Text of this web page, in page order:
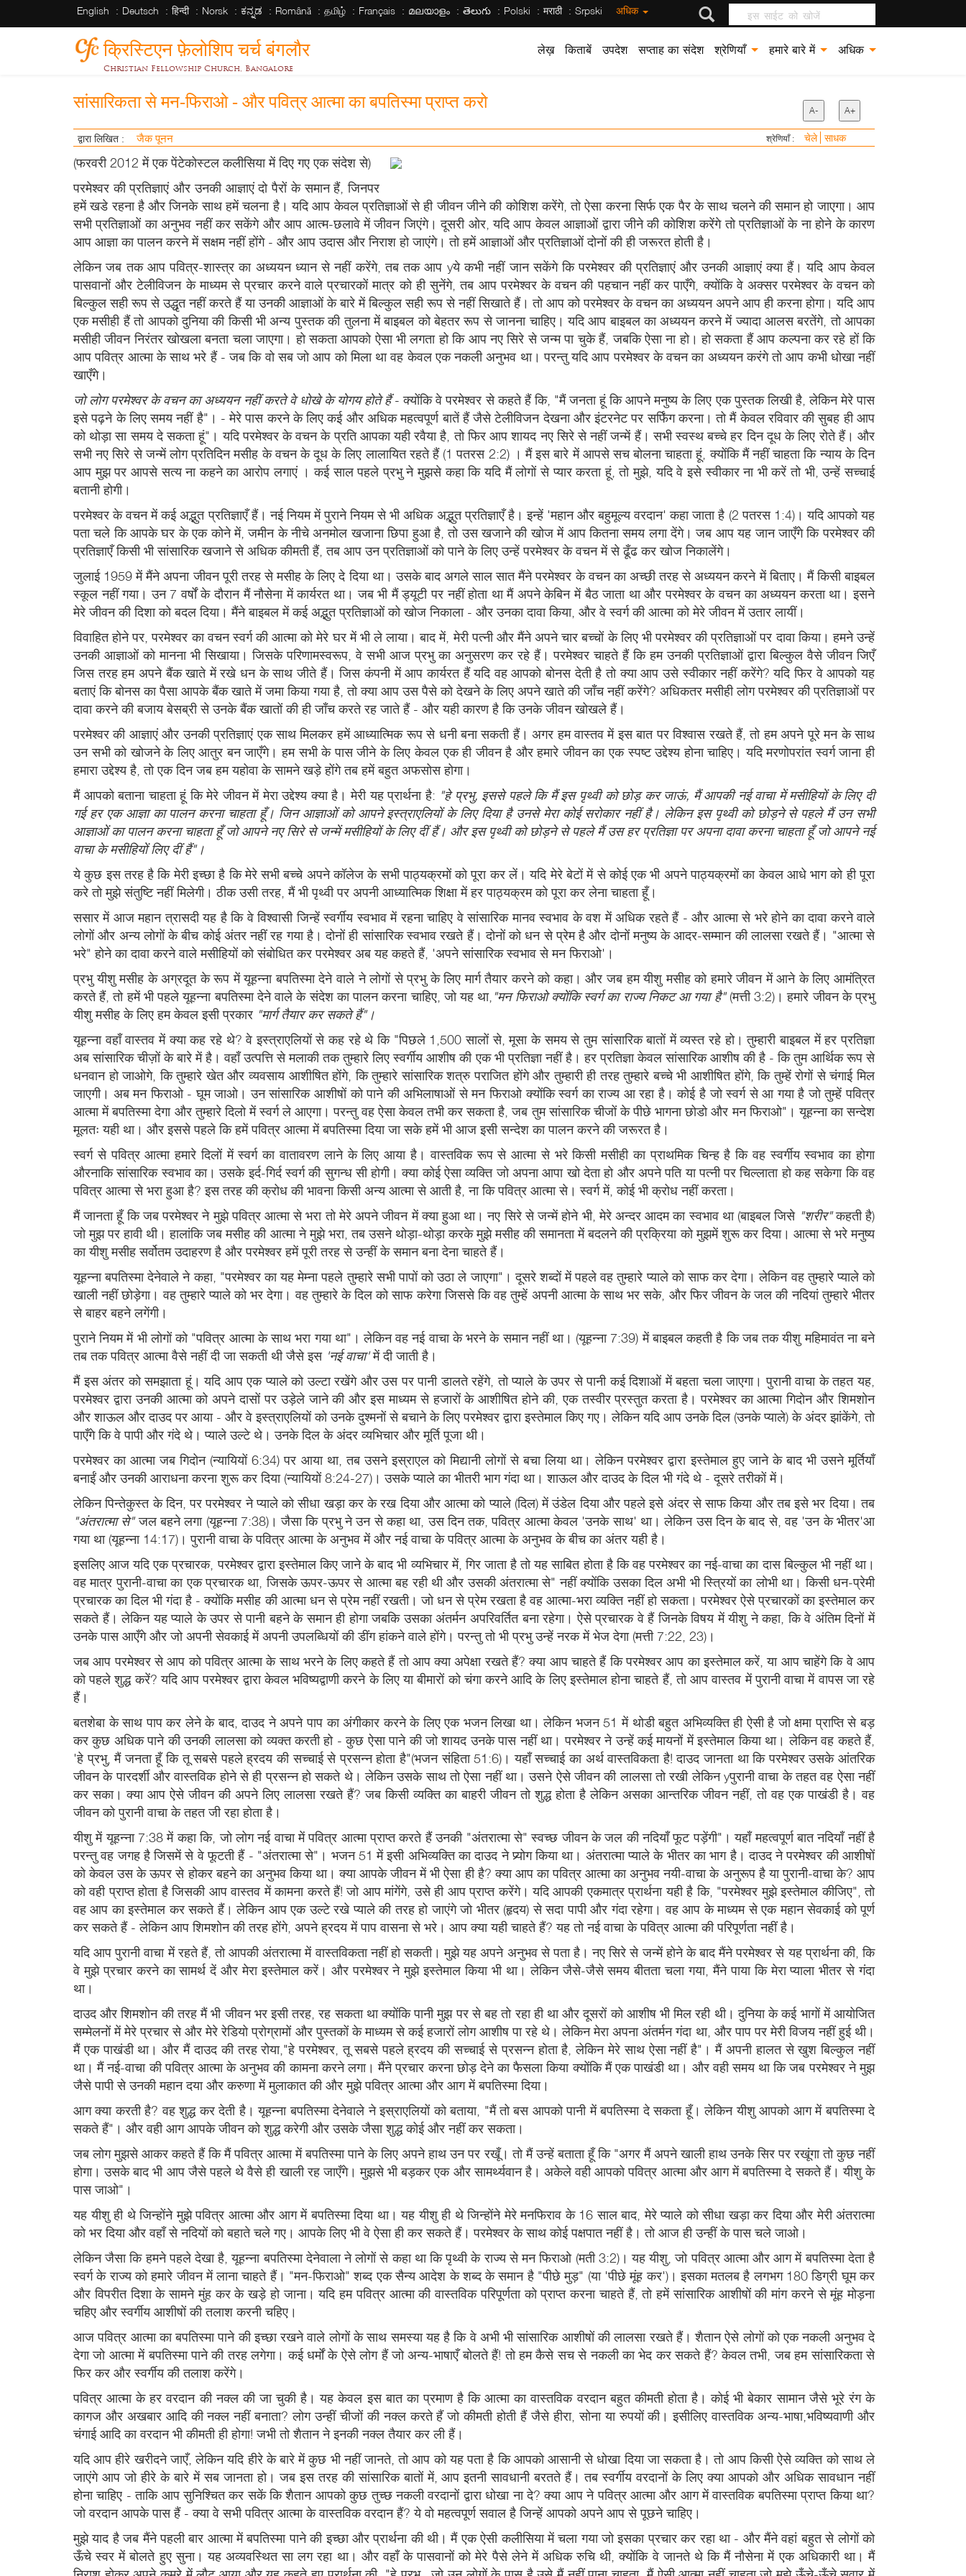
English Deutsch हिन्दी Norsk ಕನ್ನಡ Română தமிழ் Français മലയാളം తెలుగు Polski मराठी Srpski अधिक इस साईट को खोजें
क्रिस्टिएन फ़ेलोशिप चर्च बंगलौर
Christian Fellowship Church, Bangalore
लेख़ किताबें उपदेश सप्ताह का संदेश श्रेणियाँ हमारे बारे में अधिक
सांसारिकता से मन-फिराओ - और पवित्र आत्मा का बपतिस्मा प्राप्त करो A- A+
द्वारा लिखित : जैक पूनन श्रेणियाँ : चेले साधक
(फरवरी 2012 में एक पेंटेकोस्टल कलीसिया में दिए गए एक संदेश से)
परमेश्वर की प्रतिज्ञाएं और उनकी आज्ञाएं दो पैरों के समान हैं, जिनपर
हमें खडे रहना है और जिनके साथ हमें चलना है। यदि आप केवल प्रतिज्ञाओं से ही जीवन जीने की कोशिश करेंगे, तो ऐसा करना सिर्फ एक पैर के साथ चलने की समान हो जाएगा। आप
सभी प्रतिज्ञाओं का अनुभव नहीं कर सकेंगे और आप आत्म-छलावे में जीवन जिएंगे। दूसरी ओर, यदि आप केवल आज्ञाओं द्वारा जीने की कोशिश करेंगे तो प्रतिज्ञाओं के ना होने के कारण
आप आज्ञा का पालन करने में सक्षम नहीं होंगे - और आप उदास और निराश हो जाएंगे। तो हमें आज्ञाओं और प्रतिज्ञाओं दोनों की ही जरूरत होती है।
लेकिन जब तक आप पवित्र-शास्त्र का अध्ययन ध्यान से नहीं करेंगे, तब तक आप yये कभी नहीं जान सकेंगे कि परमेश्वर की प्रतिज्ञाएं और उनकी आज्ञाएं क्या हैं। यदि आप केवल
पासवानों और टेलीविजन के माध्यम से प्रचार करने वाले प्रचारकों मात्र को ही सुनेंगे, तब आप परमेश्वर के वचन की पहचान नहीं कर पाएँगे, क्योंकि वे अक्सर परमेश्वर के वचन को
बिल्कुल सही रूप से उद्धृत नहीं करते हैं या उनकी आज्ञाओं के बारे में बिल्कुल सही रूप से नहीं सिखाते हैं। तो आप को परमेश्वर के वचन का अध्ययन अपने आप ही करना होगा। यदि आप
एक मसीही हैं तो आपको दुनिया की किसी भी अन्य पुस्तक की तुलना में बाइबल को बेहतर रूप से जानना चाहिए। यदि आप बाइबल का अध्ययन करने में ज्यादा आलस बरतेंगे, तो आपका
मसीही जीवन निरंतर खोखला बनता चला जाएगा। हो सकता आपको ऐसा भी लगता हो कि आप नए सिरे से जन्म पा चुके हैं, जबकि ऐसा ना हो। हो सकता हैं आप कल्पना कर रहे हों कि
आप पवित्र आत्मा के साथ भरे हैं - जब कि वो सब जो आप को मिला था वह केवल एक नकली अनुभव था। परन्तु यदि आप परमेश्वर के वचन का अध्ययन करंगे तो आप कभी धोखा नहीं
खाएँगे।
जो लोग परमेश्वर के वचन का अध्ययन नहीं करते वे धोखे के योगय होते हैं- क्योंकि वे परमेश्वर से कहते हैं कि, "मैं जनता हूं कि आपने मनुष्य के लिए एक पुस्तक लिखी है, लेकिन मेरे पास
इसे पढ़ने के लिए समय नहीं है"। - मेरे पास करने के लिए कई और अधिक महत्वपूर्ण बातें हैं जैसे टेलीविजन देखना और इंटरनेट पर सर्फिंग करना। तो मैं केवल रविवार की सुबह ही आप
को थोड़ा सा समय दे सकता हूं"। यदि परमेश्वर के वचन के प्रति आपका यही रवैया है, तो फिर आप शायद नए सिरे से नहीं जन्में हैं। सभी स्वस्थ बच्चे हर दिन दूध के लिए रोते हैं। और
सभी नए सिरे से जन्में लोग प्रतिदिन मसीह के वचन के दूध के लिए लालायित रहते हैं (1 पतरस 2:2) । मैं इस बारे में आपसे सच बोलना चाहता हूं, क्योंकि मैं नहीं चाहता कि न्याय के दिन
आप मुझ पर आपसे सत्य ना कहने का आरोप लगाएं । कई साल पहले प्रभु ने मुझसे कहा कि यदि मैं लोगों से प्यार करता हूं, तो मुझे, यदि वे इसे स्वीकार ना भी करें तो भी, उन्हें सच्चाई
बतानी होगी।
परमेश्वर के वचन में कई अद्भुत प्रतिज्ञाएँ हैं। नई नियम में पुराने नियम से भी अधिक अद्भुत प्रतिज्ञाएँ है। इन्हें 'महान और बहुमूल्य वरदान' कहा जाता है (2 पतरस 1:4)। यदि आपको यह
पता चले कि आपके घर के एक कोने में, जमीन के नीचे अनमोल खजाना छिपा हुआ है, तो उस खजाने की खोज में आप कितना समय लगा देंगे। जब आप यह जान जाएँगे कि परमेश्वर की
प्रतिज्ञाएँ किसी भी सांसारिक खजाने से अधिक कीमती हैं, तब आप उन प्रतिज्ञाओं को पाने के लिए उन्हें परमेश्वर के वचन में से ढूँढ कर खोज निकालेंगे।
जुलाई 1959 में मैंने अपना जीवन पूरी तरह से मसीह के लिए दे दिया था। उसके बाद अगले साल सात मैंने परमेश्वर के वचन का अच्छी तरह से अध्ययन करने में बिताए। मैं किसी बाइबल
स्कूल नहीं गया। उन 7 वर्षों के दौरान मैं नौसेना में कार्यरत था। जब भी मैं ड्यूटी पर नहीं होता था मैं अपने केबिन में बैठ जाता था और परमेश्वर के वचन का अध्ययन करता था। इसने
मेरे जीवन की दिशा को बदल दिया। मैंने बाइबल में कई अद्भुत प्रतिज्ञाओं को खोज निकाला - और उनका दावा किया, और वे स्वर्ग की आत्मा को मेरे जीवन में उतार लायीं।
विवाहित होने पर, परमेश्वर का वचन स्वर्ग की आत्मा को मेरे घर में भी ले लाया। बाद में, मेरी पत्नी और मैंने अपने चार बच्चों के लिए भी परमेश्वर की प्रतिज्ञाओं पर दावा किया। हमने उन्हें
उनकी आज्ञाओं को मानना भी सिखाया। जिसके परिणामस्वरूप, वे सभी आज प्रभु का अनुसरण कर रहे हैं। परमेश्वर चाहते हैं कि हम उनकी प्रतिज्ञाओं द्वारा बिल्कुल वैसे जीवन जिएँ
जिस तरह हम अपने बैंक खाते में रखे धन के साथ जीते हैं। जिस कंपनी में आप कार्यरत हैं यदि वह आपको बोनस देती है तो क्या आप उसे स्वीकार नहीं करेंगे? यदि फिर वे आपको यह
बताएं कि बोनस का पैसा आपके बैंक खाते में जमा किया गया है, तो क्या आप उस पैसे को देखने के लिए अपने खाते की जाँच नहीं करेंगे? अधिकतर मसीही लोग परमेश्वर की प्रतिज्ञाओं पर
दावा करने की बजाय बेसब्री से उनके बैंक खातों की ही जाँच करते रह जाते हैं - और यही कारण है कि उनके जीवन खोखले हैं।
परमेश्वर की आज्ञाएं और उनकी प्रतिज्ञाएं एक साथ मिलकर हमें आध्यात्मिक रूप से धनी बना सकती हैं। अगर हम वास्तव में इस बात पर विश्वास रखते हैं, तो हम अपने पूरे मन के साथ
उन सभी को खोजने के लिए आतुर बन जाएँगे। हम सभी के पास जीने के लिए केवल एक ही जीवन है और हमारे जीवन का एक स्पष्ट उद्देश्य होना चाहिए। यदि मरणोपरांत स्वर्ग जाना ही
हमारा उद्देश्य है, तो एक दिन जब हम यहोवा के सामने खड़े होंगे तब हमें बहुत अफसोस होगा।
मैं आपको बताना चाहता हूं कि मेरे जीवन में मेरा उद्देश्य क्या है। मेरी यह प्रार्थना है: "हे प्रभु, इससे पहले कि मैं इस पृथ्वी को छोड़ कर जाऊं, मैं आपकी नई वाचा में मसीहियों के लिए दी
गई हर एक आज्ञा का पालन करना चाहता हूँ। जिन आज्ञाओं को आपने इस्त्राएलियों के लिए दिया है उनसे मेरा कोई सरोकार नहीं है। लेकिन इस पृथ्वी को छोड़ने से पहले मैं उन सभी
आज्ञाओं का पालन करना चाहता हूँ जो आपने नए सिरे से जन्में मसीहियों के लिए दीं हैं। और इस पृथ्वी को छोड़ने से पहले मैं उस हर प्रतिज्ञा पर अपना दावा करना चाहता हूँ जो आपने नई
वाचा के मसीहियों लिए दीं हैं"।
ये कुछ इस तरह है कि मेरी इच्छा है कि मेरे सभी बच्चे अपने कॉलेज के सभी पाठ्यक्रमों को पूरा कर लें। यदि मेरे बेटों में से कोई एक भी अपने पाठ्यक्रमों का केवल आधे भाग को ही पूरा
करे तो मुझे संतुष्टि नहीं मिलेगी। ठीक उसी तरह, मैं भी पृथ्वी पर अपनी आध्यात्मिक शिक्षा में हर पाठ्यक्रम को पूरा कर लेना चाहता हूँ।
ससार में आज महान त्रासदी यह है कि वे विश्वासी जिन्हें स्वर्गीय स्वभाव में रहना चाहिए वे सांसारिक मानव स्वभाव के वश में अधिक रहते हैं - और आत्मा से भरे होने का दावा करने वाले
लोगों और अन्य लोगों के बीच कोई अंतर नहीं रह गया है। दोनों ही सांसारिक स्वभाव रखते हैं। दोनों को धन से प्रेम है और दोनों मनुष्य के आदर-सम्मान की लालसा रखते हैं। "आत्मा से
भरे" होने का दावा करने वाले मसीहियों को संबोधित कर परमेश्वर अब यह कहते हैं, 'अपने सांसारिक स्वभाव से मन फिराओ'।
प्रभु यीशु मसीह के अग्रदूत के रूप में यूहन्ना बपतिस्मा देने वाले ने लोगों से प्रभु के लिए मार्ग तैयार करने को कहा। और जब हम यीशु मसीह को हमारे जीवन में आने के लिए आमंत्रित
करते हैं, तो हमें भी पहले यूहन्ना बपतिस्मा देने वाले के संदेश का पालन करना चाहिए, जो यह था, "मन फिराओ क्योंकि स्वर्ग का राज्य निकट आ गया है"(मत्ती 3:2)। हमारे जीवन के प्रभु
यीशु मसीह के लिए हम केवल इसी प्रकार "मार्ग तैयार कर सकते हैं"।
यूहन्ना वहाँ वास्तव में क्या कह रहे थे? वे इस्त्राएलियों से कह रहे थे कि "पिछले 1,500 सालों से, मूसा के समय से तुम सांसारिक बातों में व्यस्त रहे हो। तुम्हारी बाइबल में हर प्रतिज्ञा
अब सांसारिक चीज़ों के बारे में है। वहाँ उत्पत्ति से मलाकी तक तुम्हारे लिए स्वर्गीय आशीष की एक भी प्रतिज्ञा नहीं है। हर प्रतिज्ञा केवल सांसारिक आशीष की है - कि तुम आर्थिक रूप से
धनवान हो जाओगे, कि तुम्हारे खेत और व्यवसाय आशीषित होंगे, कि तुम्हारे सांसारिक शत्रु पराजित होंगे और तुम्हारी ही तरह तुम्हारे बच्चे भी आशीषित होंगे, कि तुम्हें रोगों से चंगाई मिल
जाएगी। अब मन फिराओ - घूम जाओ। उन सांसारिक आशीषों को पाने की अभिलाषाओं से मन फिराओ क्योंकि स्वर्ग का राज्य आ रहा है। कोई है जो स्वर्ग से आ गया है जो तुम्हें पवित्र
आत्मा में बपतिस्मा देगा और तुम्हारे दिलो में स्वर्ग ले आएगा। परन्तु वह ऐसा केवल तभी कर सकता है, जब तुम सांसारिक चीजों के पीछे भागना छोडो और मन फिराओ"। यूहन्ना का सन्देश
मूलतः यही था। और इससे पहले कि हमें पवित्र आत्मा में बपतिस्मा दिया जा सके हमें भी आज इसी सन्देश का पालन करने की जरूरत है।
स्वर्ग से पवित्र आत्मा हमारे दिलों में स्वर्ग का वातावरण लाने के लिए आया है। वास्तविक रूप से आत्मा से भरे किसी मसीही का प्राथमिक चिन्ह है कि वह स्वर्गीय स्वभाव का होगा
औरनाकि सांसारिक स्वभाव का। उसके इर्द-गिर्द स्वर्ग की सुगन्ध सी होगी। क्या कोई ऐसा व्यक्ति जो अपना आपा खो देता हो और अपने पति या पत्नी पर चिल्लाता हो कह सकेगा कि वह
पवित्र आत्मा से भरा हुआ है? इस तरह की क्रोध की भावना किसी अन्य आत्मा से आती है, ना कि पवित्र आत्मा से। स्वर्ग में, कोई भी क्रोध नहीं करता।
मैं जानता हूँ कि जब परमेश्वर ने मुझे पवित्र आत्मा से भरा तो मेरे अपने जीवन में क्या हुआ था। नए सिरे से जन्में होने भी, मेरे अन्दर आदम का स्वभाव था (बाइबल जिसे "शरीर"कहती है)
जो मुझ पर हावी थी। हालांकि जब मसीह की आत्मा ने मुझे भरा, तब उसने थोड़ा-थोड़ा करके मुझे मसीह की समानता में बदलने की प्रक्रिया को मुझमें शुरू कर दिया। आत्मा से भरे मनुष्य
का यीशु मसीह सर्वोतम उदाहरण है और परमेश्वर हमें पूरी तरह से उन्हीं के समान बना देना चाहते हैं।
यूहन्ना बपतिस्मा देनेवाले ने कहा, "परमेश्वर का यह मेम्ना पहले तुम्हारे सभी पापों को उठा ले जाएगा"। दूसरे शब्दों में पहले वह तुम्हारे प्याले को साफ कर देगा। लेकिन वह तुम्हारे प्याले को
खाली नहीं छोड़ेगा। वह तुम्हारे प्याले को भर देगा। वह तुम्हारे के दिल को साफ करेगा जिससे कि वह तुम्हें अपनी आत्मा के साथ भर सके, और फिर जीवन के जल की नदियां तुम्हारे भीतर
से बाहर बहने लगेंगी।
पुराने नियम में भी लोगों को "पवित्र आत्मा के साथ भरा गया था"। लेकिन वह नई वाचा के भरने के समान नहीं था। (यूहन्ना 7:39) में बाइबल कहती है कि जब तक यीशु महिमावंत ना बने
तब तक पवित्र आत्मा वैसे नहीं दी जा सकती थी जैसे इस 'नई वाचा'में दी जाती है।
मैं इस अंतर को समझाता हूं। यदि आप एक प्याले को उल्टा रखेंगे और उस पर पानी डालते रहेंगे, तो प्याले के उपर से पानी कई दिशाओं में बहता चला जाएगा। पुरानी वाचा के तहत यह,
परमेश्वर द्वारा उनकी आत्मा को अपने दासों पर उड़ेले जाने की और इस माध्यम से हजारों के आशीषित होने की, एक तस्वीर प्रस्तुत करता है। परमेश्वर का आत्मा गिदोन और शिमशोन
और शाऊल और दाउद पर आया - और वे इस्त्राएलियों को उनके दुश्मनों से बचाने के लिए परमेश्वर द्वारा इस्तेमाल किए गए। लेकिन यदि आप उनके दिल (उनके प्याले) के अंदर झांकेंगे, तो
पाएँगे कि वे पापी और गंदे थे। प्याले उल्टे थे। उनके दिल के अंदर व्यभिचार और मूर्ति पूजा थी।
परमेश्वर का आत्मा जब गिदोन (न्यायियों 6:34) पर आया था, तब उसने इस्राएल को मिद्यानी लोगों से बचा लिया था। लेकिन परमेश्वर द्वारा इस्तेमाल हुए जाने के बाद भी उसने मूर्तियाँ
बनाईं और उनकी आराधना करना शुरू कर दिया (न्यायियों 8:24-27)। उसके प्याले का भीतरी भाग गंदा था। शाऊल और दाउद के दिल भी गंदे थे - दूसरे तरीकों में।
लेकिन पिन्तेकुस्त के दिन, पर परमेश्वर ने प्याले को सीधा खड़ा कर के रख दिया और आत्मा को प्याले (दिल) में उंडेल दिया और पहले इसे अंदर से साफ किया और तब इसे भर दिया। तब
"अंतरात्मा से"जल बहने लगा (यूहन्ना 7:38)। जैसा कि प्रभु ने उन से कहा था, उस दिन तक, पवित्र आत्मा केवल 'उनके साथ' था। लेकिन उस दिन के बाद से, वह 'उन के भीतर'आ
गया था (यूहन्ना 14:17)। पुरानी वाचा के पवित्र आत्मा के अनुभव में और नई वाचा के पवित्र आत्मा के अनुभव के बीच का अंतर यही है।
इसलिए आज यदि एक प्रचारक, परमेश्वर द्वारा इस्तेमाल किए जाने के बाद भी व्यभिचार में, गिर जाता है तो यह साबित होता है कि वह परमेश्वर का नई-वाचा का दास बिल्कुल भी नहीं था।
वह मात्र पुरानी-वाचा का एक प्रचारक था, जिसके ऊपर-ऊपर से आत्मा बह रही थी और उसकी अंतरात्मा से" नहीं क्योंकि उसका दिल अभी भी स्त्रियों का लोभी था। किसी धन-प्रेमी
प्रचारक का दिल भी गंदा है - क्योंकि मसीह की आत्मा धन से प्रेम नहीं रखती। जो धन से प्रेम रखता है वह आत्मा-भरा व्यक्ति नहीं हो सकता। परमेश्वर ऐसे प्रचारकों का इस्तेमाल कर
सकते हैं। लेकिन यह प्याले के उपर से पानी बहने के समान ही होगा जबकि उसका अंतर्मन अपरिवर्तित बना रहेगा। ऐसे प्रचारक वे हैं जिनके विषय में यीशु ने कहा, कि वे अंतिम दिनों में
उनके पास आएँगे और जो अपनी सेवकाई में अपनी उपलब्धियों की डींग हांकने वाले होंगे। परन्तु तो भी प्रभु उन्हें नरक में भेज देगा (मत्ती 7:22, 23)।
जब आप परमेश्वर से आप को पवित्र आत्मा के साथ भरने के लिए कहते हैं तो आप क्या अपेक्षा रखते हैं? क्या आप चाहते हैं कि परमेश्वर आप का इस्तेमाल करें, या आप चाहेंगे कि वे आप
को पहले शुद्ध करें? यदि आप परमेश्वर द्वारा केवल भविष्यद्वाणी करने के लिए या बीमारों को चंगा करने आदि के लिए इस्तेमाल होना चाहते हैं, तो आप वास्तव में पुरानी वाचा में वापस जा रहे
हैं।
बतशेबा के साथ पाप कर लेने के बाद, दाउद ने अपने पाप का अंगीकार करने के लिए एक भजन लिखा था। लेकिन भजन 51 में थोडी बहुत अभिव्यक्ति ही ऐसी है जो क्षमा प्राप्ति से बड़
कर कुछ अधिक पाने की उनकी लालसा को व्यक्त करती हो - कुछ ऐसा पाने की जो शायद उनके पास नहीं था। परमेश्वर ने उन्हें कई मायनों में इस्तेमाल किया था। लेकिन वह कहते हैं,
'हे प्रभु, मैं जनता हूँ कि तू सबसे पहले ह्रदय की सच्चाई से प्रसन्न होता है"(भजन संहिता 51:6)। यहाँ सच्चाई का अर्थ वास्तविकता है! दाउद जानता था कि परमेश्वर उसके आंतरिक
जीवन के पारदर्शी और वास्तविक होने से ही प्रसन्न हो सकते थे। लेकिन उसके साथ तो ऐसा नहीं था। उसने ऐसे जीवन की लालसा तो रखी लेकिन yपुरानी वाचा के तहत वह ऐसा नहीं
कर सका। क्या आप ऐसे जीवन की अपने लिए लालसा रखते हैं? जब किसी व्यक्ति का बाहरी जीवन तो शुद्ध होता है लेकिन असका आन्तरिक जीवन नहीं, तो वह एक पाखंडी है। वह
जीवन को पुरानी वाचा के तहत जी रहा होता है।
यीशु में यूहन्ना 7:38 में कहा कि, जो लोग नई वाचा में पवित्र आत्मा प्राप्त करते हैं उनकी "अंतरात्मा से" स्वच्छ जीवन के जल की नदियाँ फूट पड़ेंगी"। यहाँ महत्वपूर्ण बात नदियाँ नहीं है
परन्तु वह जगह है जिसमें से वे फूटती हैं - "अंतरात्मा से"। भजन 51 में इसी अभिव्यक्ति का दाउद ने प्र्योग किया था। अंतरात्मा प्याले के भीतर का भाग है। दाउद ने परमेश्वर की आशीषों
को केवल उस के ऊपर से होकर बहने का अनुभव किया था। क्या आपके जीवन में भी ऐसा ही है? क्या आप का पवित्र आत्मा का अनुभव नयी-वाचा के अनुरूप है या पुरानी-वाचा के? आप
को वही प्राप्त होता है जिसकी आप वास्तव में कामना करते हैं! जो आप मांगेंगे, उसे ही आप प्राप्त करेंगे। यदि आपकी एकमात्र प्रार्थना यही है कि, "परमेश्वर मुझे इस्तेमाल कीजिए", तो
वह आप का इस्तेमाल कर सकते हैं। लेकिन आप एक उल्टे रखे प्याले की तरह हो जाएंगे जो भीतर (हृदय) से सदा पापी और गंदा रहेगा। वह आप के माध्यम से एक महान सेवकाई को पूर्ण
कर सकते हैं - लेकिन आप शिमशोन की तरह होंगे, अपने ह्रदय में पाप वासना से भरे। आप क्या यही चाहते हैं? यह तो नई वाचा के पवित्र आत्मा की परिपूर्णता नहीं है।
यदि आप पुरानी वाचा में रहते हैं, तो आपकी अंतरात्मा में वास्तविकता नहीं हो सकती। मुझे यह अपने अनुभव से पता है। नए सिरे से जन्में होने के बाद मैंने परमेश्वर से यह प्रार्थना की, कि
वे मुझे प्रचार करने का सामर्थ दें और मेरा इस्तेमाल करें। और परमेश्वर ने मुझे इस्तेमाल किया भी था। लेकिन जैसे-जैसे समय बीतता चला गया, मैंने पाया कि मेरा प्याला भीतर से गंदा
था।
दाउद और शिमशोन की तरह मैं भी जीवन भर इसी तरह, रह सकता था क्योंकि पानी मुझ पर से बह तो रहा ही था और दूसरों को आशीष भी मिल रही थी। दुनिया के कई भागों में आयोजित
सम्मेलनों में मेरे प्रचार से और मेरे रेडियो प्रोग्रामों और पुस्तकों के माध्यम से कई हजारों लोग आशीष पा रहे थे। लेकिन मेरा अपना अंतर्मन गंदा था, और पाप पर मेरी विजय नहीं हुई थी।
मैं एक पाखंडी था। और मैं दाउद की तरह रोया,"हे परमेश्वर, तू सबसे पहले ह्रदय की सच्चाई से प्रसन्न होता है, लेकिन मेरे साथ ऐसा नहीं है"। मैं अपनी हालत से खुश बिल्कुल नहीं
था। मैं नई-वाचा की पवित्र आत्मा के अनुभव की कामना करने लगा। मैंने प्रचार करना छोड़ देने का फैसला किया क्योंकि मैं एक पाखंडी था। और वही समय था कि जब परमेश्वर ने मुझ
जैसे पापी से उनकी महान दया और करुणा में मुलाकात की और मुझे पवित्र आत्मा और आग में बपतिस्मा दिया।
आग क्या करती है? वह शुद्ध कर देती है। यूहन्ना बपतिस्मा देनेवाले ने इस्राएलियों को बताया, "मैं तो बस आपको पानी में बपतिस्मा दे सकता हूँ। लेकिन यीशु आपको आग में बपतिस्मा दे
सकते हैं"। और वही आग आपके जीवन को शुद्ध करेगी और उसके जैसा शुद्ध कोई और नहीं कर सकता।
जब लोग मुझसे आकर कहते हैं कि मैं पवित्र आत्मा में बपतिस्मा पाने के लिए अपने हाथ उन पर रखूँ। तो मैं उन्हें बताता हूँ कि "अगर मैं अपने खाली हाथ उनके सिर पर रखूंगा तो कुछ नहीं
होगा। उसके बाद भी आप जैसे पहले थे वैसे ही खाली रह जाएँगे। मुझसे भी बड़कर एक और सामर्थ्यवान है। अकेले वही आपको पवित्र आत्मा और आग में बपतिस्मा दे सकते हैं। यीशु के
पास जाओ"।
यह यीशु ही थे जिन्होंने मुझे पवित्र आत्मा और आग में बपतिस्मा दिया था। यह यीशु ही थे जिन्होंने मेरे मनफिराव के 16 साल बाद, मेरे प्याले को सीधा खड़ा कर दिया और मेरी अंतरात्मा
को भर दिया और वहाँ से नदियों को बहाते चले गए। आपके लिए भी वे ऐसा ही कर सकते हैं। परमेश्वर के साथ कोई पक्षपात नहीं है। तो आज ही उन्हीं के पास चले जाओ।
लेकिन जैसा कि हमने पहले देखा है, यूहन्ना बपतिस्मा देनेवाला ने लोगों से कहा था कि पृथ्वी के राज्य से मन फिराओ (मती 3:2)। यह यीशु, जो पवित्र आत्मा और आग में बपतिस्मा देता है
स्वर्ग के राज्य को हमारे जीवन में लाना चाहते हैं। "मन-फिराओ" शब्द एक सैन्य आदेश के शब्द के समान है "पीछे मुड़" (या 'पीछे मूंह कर')। इसका मतलब है लगभग 180 डिग्री घूम कर
और विपरीत दिशा के सामने मुंह कर के खड़े हो जाना। यदि हम पवित्र आत्मा की वास्तविक परिपूर्णता को प्राप्त करना चाहते हैं, तो हमें सांसारिक आशीषों की मांग करने से मूंह मोड़ना
चहिए और स्वर्गीय आशीषों की तलाश करनी चहिए।
आज पवित्र आत्मा का बपतिस्मा पाने की इच्छा रखने वाले लोगों के साथ समस्या यह है कि वे अभी भी सांसारिक आशीषों की लालसा रखते हैं। शैतान ऐसे लोगों को एक नकली अनुभव दे
देगा जो आत्मा में बपतिस्मा पाने की तरह लगेगा। कई धर्मों के ऐसे लोग हैं जो अन्य-भाषाएँ बोलते हैं! तो हम कैसे सच से नकली का भेद कर सकते हैं? केवल तभी, जब हम सांसारिकता से
फिर कर और स्वर्गीय की तलाश करेंगे।
पवित्र आत्मा के हर वरदान की नक्ल की जा चुकी है। यह केवल इस बात का प्रमाण है कि आत्मा का वास्तविक वरदान बहुत कीमती होता है। कोई भी बेकार सामान जैसे भूरे रंग के
कागज और अखबार आदि की नक्ल नहीं बनाता? लोग उन्हीं चीजों की नक्ल करते हैं जो कीमती होती हैं जैसे हीरा, सोना या रुपयों की। इसीलिए वास्तविक अन्य-भाषा,भविष्यवाणी और
चंगाई आदि का वरदान भी कीमती ही होगा! जभी तो शैतान ने इनकी नक्ल तैयार कर ली हैं।
यदि आप हीरे खरीदने जाएँ, लेकिन यदि हीरे के बारे में कुछ भी नहीं जानते, तो आप को यह पता है कि आपको आसानी से धोखा दिया जा सकता है। तो आप किसी ऐसे व्यक्ति को साथ ले
जाएंगे आप जो हीरे के बारे में सब जानता हो। जब इस तरह की सांसारिक बातों में, आप इतनी सावधानी बरतते हैं। तब स्वर्गीय वरदानों के लिए क्या आपको और अधिक सावधान नहीं
होना चाहिए - ताकि आप सुनिश्चित कर सकें कि शैतान आपको कुछ तुच्छ नकली वरदानों द्वारा धोखा ना दे? क्या आप ने पवित्र आत्मा और आग में वास्तविक बपतिस्मा प्राप्त किया था?
जो वरदान आपके पास हैं - क्या वे सभी पवित्र आत्मा के वास्तविक वरदान हैं? ये वो महत्वपूर्ण सवाल है जिन्हें आपको अपने आप से पूछने चाहिए।
मुझे याद है जब मैंने पहली बार आत्मा में बपतिस्मा पाने की इच्छा और प्रार्थना की थी। मैं एक ऐसी कलीसिया में चला गया जो इसका प्रचार कर रहा था - और मैंने वहां बहुत से लोगों को
ऊँचे स्वर में बोलते हुए सुना। यह अव्यवस्थित सा लग रहा था। और वहाँ के पासवानों को मेरे पैसे लेने में अधिक रुचि थी, क्योंकि वे जानते थे कि मैं नौसेना में एक अधिकारी था। मैं